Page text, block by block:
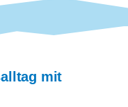
mit